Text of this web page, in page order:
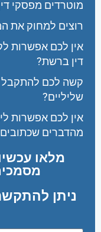
מוטרדים מפסקי
רוצים למחוק את
אין לכם אפשרות
דין ברשת?
קשה לכם להתקבל
שליליים?
אין לכם אפשרות
מהדברים
מלאו